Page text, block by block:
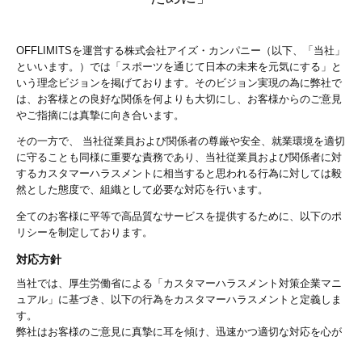
OFFLIMITSを運営する株式会社アイズ・カンパニー（以下、「当社」
といいます。）では「スポーツを通じて日本の未来を元気にする」と
いう理念ビジョンを掲げております。そのビジョン実現の為に弊社で
は、お客様との良好な関係を何よりも大切にし、お客様からのご意見
やご指摘には真摯に向き合います。
その一方で、 当社従業員および関係者の尊厳や安全、就業環境を適切
に守ることも同様に重要な責務であり、当社従業員および関係者に対
するカスタマーハラスメントに相当すると思われる行為に対しては毅
然とした態度で、組織として必要な対応を行います。
全てのお客様に平等で高品質なサービスを提供するために、以下のポ
リシーを制定しております。
対応方針
当社では、厚生労働省による「カスタマーハラスメント対策企業マニ
ュアル」に基づき、以下の行為をカスタマーハラスメントと定義しま
す。
弊社はお客様のご意見に真摯に耳を傾け、迅速かつ適切な対応を心が